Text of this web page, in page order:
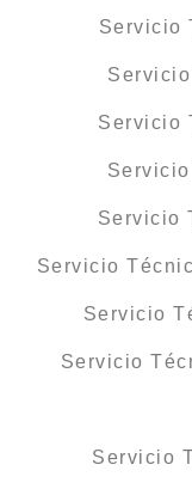
Servicio
Servicio
Servicio
Servicio
Servicio
Servicio
Servicio